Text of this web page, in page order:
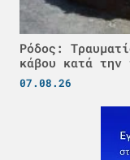
Ρόδος:
κάβου κατά την
07.08.26